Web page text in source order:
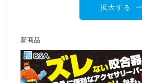
拡大する
新商品